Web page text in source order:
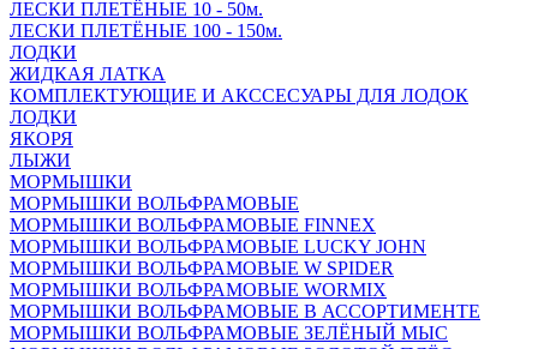
ЛЕСКИ ПЛЕТЁНЫЕ 10 - 50м.
ЛЕСКИ ПЛЕТЁНЫЕ 100 - 150м.
ЛОДКИ
ЖИДКАЯ ЛАТКА
КОМПЛЕКТУЮЩИЕ И АКССЕСУАРЫ ДЛЯ ЛОДОК
ЛОДКИ
ЯКОРЯ
ЛЫЖИ
МОРМЫШКИ
МОРМЫШКИ ВОЛЬФРАМОВЫЕ
МОРМЫШКИ ВОЛЬФРАМОВЫЕ FINNEX
МОРМЫШКИ ВОЛЬФРАМОВЫЕ LUCKY JOHN
МОРМЫШКИ ВОЛЬФРАМОВЫЕ W SPIDER
МОРМЫШКИ ВОЛЬФРАМОВЫЕ WORMIX
МОРМЫШКИ ВОЛЬФРАМОВЫЕ В АССОРТИМЕНТЕ
МОРМЫШКИ ВОЛЬФРАМОВЫЕ ЗЕЛЁНЫЙ МЫС